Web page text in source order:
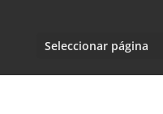
Seleccionar página